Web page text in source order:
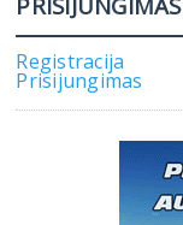
Registracija
Prisijungimas